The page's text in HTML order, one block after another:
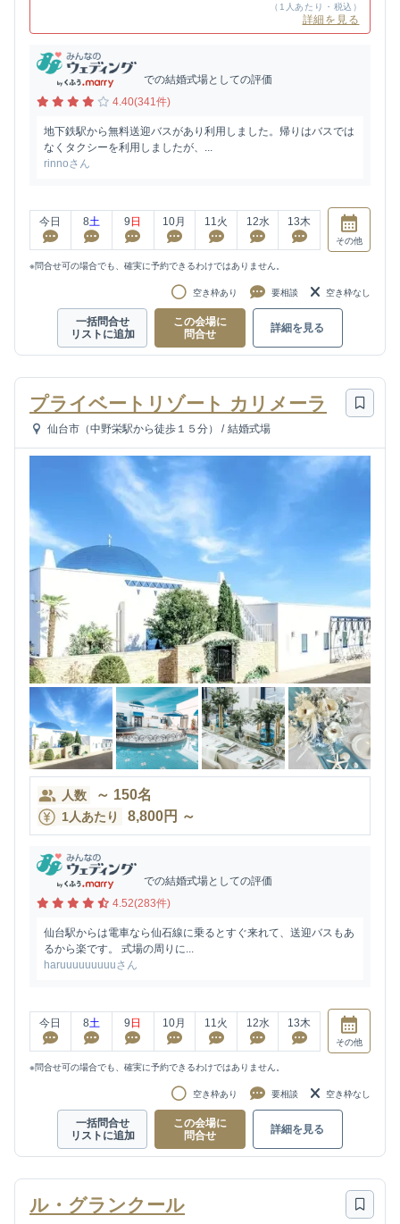
（1人あたり・税込）
詳細を見る
での結婚式場としての評価
4.40(341件)
地下鉄駅から無料送迎バスがあり利用しました。帰りはバスでは
なくタクシーを利用しましたが、...
rinnoさん
今日 8土 9 日 10月 11 火 12水 13木
その他
※問合せ可の場合でも、確実に予約できるわけではありません。
空き枠あり 要相談 空き枠なし
一括問合せ
リストに追加
この会場に
問合せ
詳細を見る
プライベートリゾート カリメーラ
仙台市（中野栄駅から徒歩１５分） / 結婚式場
人数 ～ 150名
1人あたり 8,800円 ～
での結婚式場としての評価
4.52(283件)
仙台駅からは電車なら仙石線に乗るとすぐ来れて、送迎バスもあ
るから楽です。 式場の周りに...
haruuuuuuuuuさん
今日 8土 9 日 10月 11火 12水 13木
その他
※問合せ可の場合でも、確実に予約できるわけではありません。
空き枠あり 要相談 空き枠なし
一括問合せ
リストに追加
この会場に
問合せ
詳細を見る
ル・グランクール